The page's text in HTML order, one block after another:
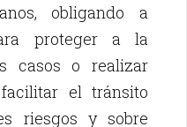
obligando a
proteger a la
casos o realizar
el tránsito
riesgos y sobre